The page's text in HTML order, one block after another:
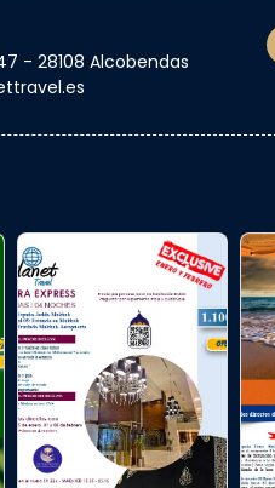
- 28108 Alcobendas